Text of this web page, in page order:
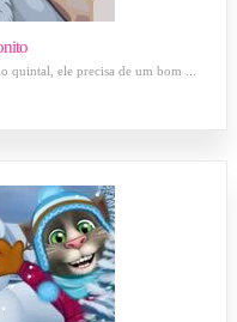
quintal, ele precisa de um bom ...